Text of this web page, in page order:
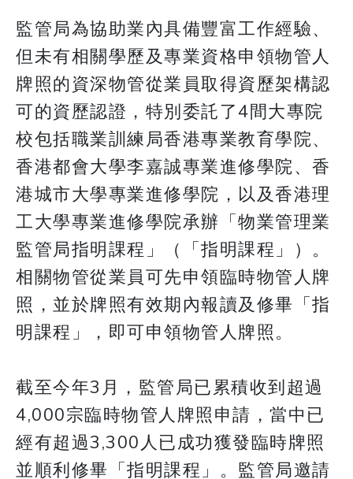
監管局為協助業內具備豐富工作經驗、
但未有相關學歷及專業資格申領物管人
牌照的資深物管從業員取得資歷架構認
可的資歷認證，特別委託了4間大專院
校包括職業訓練局香港專業教育學院、
香港都會大學李嘉誠專業進修學院、香
港城市大學專業進修學院，以及香港理
工大學專業進修學院承辦「物業管理業
監管局指明課程」（「指明課程」）。
相關物管從業員可先申領臨時物管人牌
照，並於牌照有效期內報讀及修畢「指
明課程」，即可申領物管人牌照。
截至今年3月，監管局已累積收到超過
4,000宗臨時物管人牌照申請，當中已
經有超過3,300人已成功獲發臨時牌照
並順利修畢「指明課程」。監管局邀請